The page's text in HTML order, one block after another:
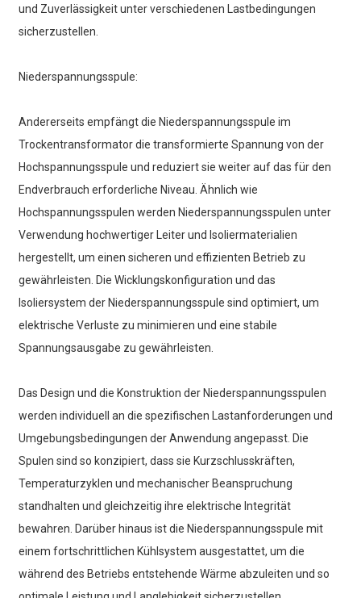
und Zuverlässigkeit unter verschiedenen Lastbedingungen
sicherzustellen.
Niederspannungsspule:
Andererseits empfängt die Niederspannungsspule im
Trockentransformator die transformierte Spannung von der
Hochspannungsspule und reduziert sie weiter auf das für den
Endverbrauch erforderliche Niveau. Ähnlich wie
Hochspannungsspulen werden Niederspannungsspulen unter
Verwendung hochwertiger Leiter und Isoliermaterialien
hergestellt, um einen sicheren und effizienten Betrieb zu
gewährleisten. Die Wicklungskonfiguration und das
Isoliersystem der Niederspannungsspule sind optimiert, um
elektrische Verluste zu minimieren und eine stabile
Spannungsausgabe zu gewährleisten.
Das Design und die Konstruktion der Niederspannungsspulen
werden individuell an die spezifischen Lastanforderungen und
Umgebungsbedingungen der Anwendung angepasst. Die
Spulen sind so konzipiert, dass sie Kurzschlusskräften,
Temperaturzyklen und mechanischer Beanspruchung
standhalten und gleichzeitig ihre elektrische Integrität
bewahren. Darüber hinaus ist die Niederspannungsspule mit
einem fortschrittlichen Kühlsystem ausgestattet, um die
während des Betriebs entstehende Wärme abzuleiten und so